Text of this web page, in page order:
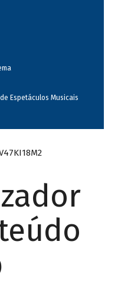
Espetáculos Musicais